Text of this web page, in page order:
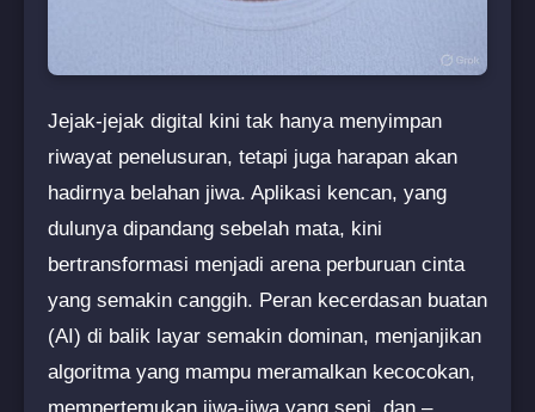
Jejak-jejak digital kini tak hanya menyimpan
riwayat penelusuran, tetapi juga harapan akan
hadirnya belahan jiwa. Aplikasi kencan, yang
dulunya dipandang sebelah mata, kini
bertransformasi menjadi arena perburuan cinta
yang semakin canggih. Peran kecerdasan buatan
(AI) di balik layar semakin dominan, menjanjikan
algoritma yang mampu meramalkan kecocokan,